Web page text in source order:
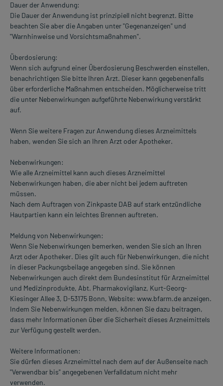
Dauer der Anwendung:
Die Dauer der Anwendung ist prinzipiell nicht begrenzt. Bitte
beachten Sie aber die Angaben unter "Gegenanzeigen" und
"Warnhinweise und Vorsichtsmaßnahmen".
Überdosierung:
Wenn sich aufgrund einer Überdosierung Beschwerden einstellen,
benachrichtigen Sie bitte Ihren Arzt. Dieser kann gegebenenfalls
über erforderliche Maßnahmen entscheiden. Möglicherweise tritt
die unter Nebenwirkungen aufgeführte Nebenwirkung verstärkt
auf.
Wenn Sie weitere Fragen zur Anwendung dieses Arzneimittels
haben, wenden Sie sich an Ihren Arzt oder Apotheker.
Nebenwirkungen:
Wie alle Arzneimittel kann auch dieses Arzneimittel
Nebenwirkungen haben, die aber nicht bei jedem auftreten
müssen.
Nach dem Auftragen von Zinkpaste DAB auf stark entzündliche
Hautpartien kann ein leichtes Brennen auftreten.
Meldung von Nebenwirkungen:
Wenn Sie Nebenwirkungen bemerken, wenden Sie sich an Ihren
Arzt oder Apotheker. Dies gilt auch für Nebenwirkungen, die nicht
in dieser Packungsbeilage angegeben sind. Sie können
Nebenwirkungen auch direkt dem Bundesinstitut für Arzneimittel
und Medizinprodukte, Abt. Pharmakovigilanz, Kurt-Georg-
Kiesinger Allee 3, D-53175 Bonn, Website: www.bfarm.de anzeigen.
Indem Sie Nebenwirkungen melden, können Sie dazu beitragen,
dass mehr Informationen über die Sicherheit dieses Arzneimittels
zur Verfügung gestellt werden.
Weitere Informationen:
Sie dürfen dieses Arzneimittel nach dem auf der Außenseite nach
"Verwendbar bis" angegebenen Verfalldatum nicht mehr
verwenden.